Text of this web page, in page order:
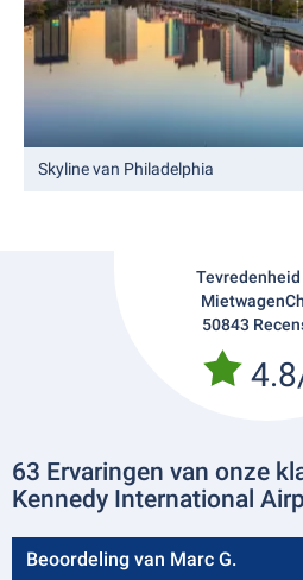
Skyline van Philadelphia
Tevredenheid
50843
63 Ervaringen van onze
Kennedy International
Beoordeling van Marc G.